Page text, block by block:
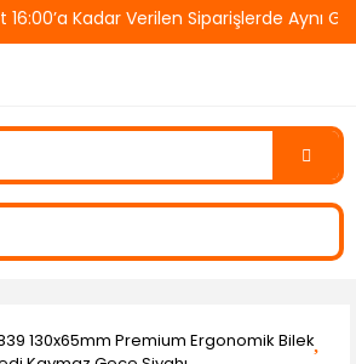
Kadar Verilen Siparişlerde Aynı